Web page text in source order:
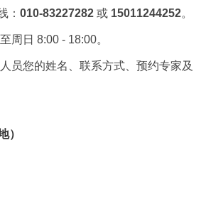
： 010-83227282 或 15011244252。
周日 8:00 - 18:00。
员您的姓名、联系方式、预约专家及
）